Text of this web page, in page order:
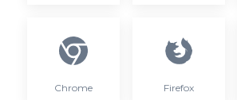
Chrome Firefox